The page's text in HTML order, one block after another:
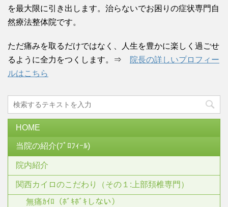
を最大限に引き出します。治らないでお困りの症状専門自
然療法整体院です。
ただ痛みを取るだけではなく、人生を豊かに楽しく過ごせ
るように全力をつくします。⇒
院長の詳しいプロフィー
ルはこちら
HOME
当院の紹介(ﾌﾟﾛﾌｨｰﾙ)
院内紹介
関西カイロのこだわり（その１:上部頚椎専門）
無痛ｶｲﾛ（ﾎﾞｷﾎﾞｷしない）